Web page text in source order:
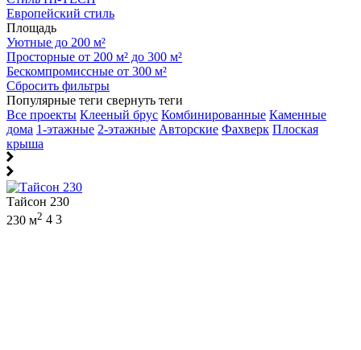
Европейский стиль
Площадь
Уютные до 200 м²
Просторные от 200 м² до 300 м²
Бескомпромиссные от 300 м²
Сбросить фильтры
Популярные теги свернуть теги
Все проекты Клееный брус Комбинированные Каменные
дома 1-этажные 2-этажные Авторские Фахверк Плоская
крыша
Тайсон 230
230 м2 4 3